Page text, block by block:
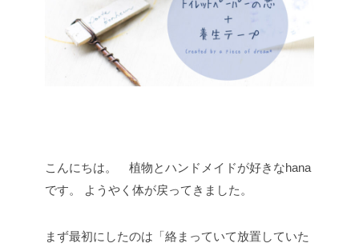
こんにちは。 植物とハンドメイドが好きなhana
です。
ようやく体が戻ってきました。
まず最初にしたのは「絡まっていて放置していた